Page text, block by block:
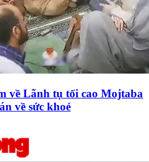
về Lãnh tụ tối cao Mojtaba
về sức khoẻ